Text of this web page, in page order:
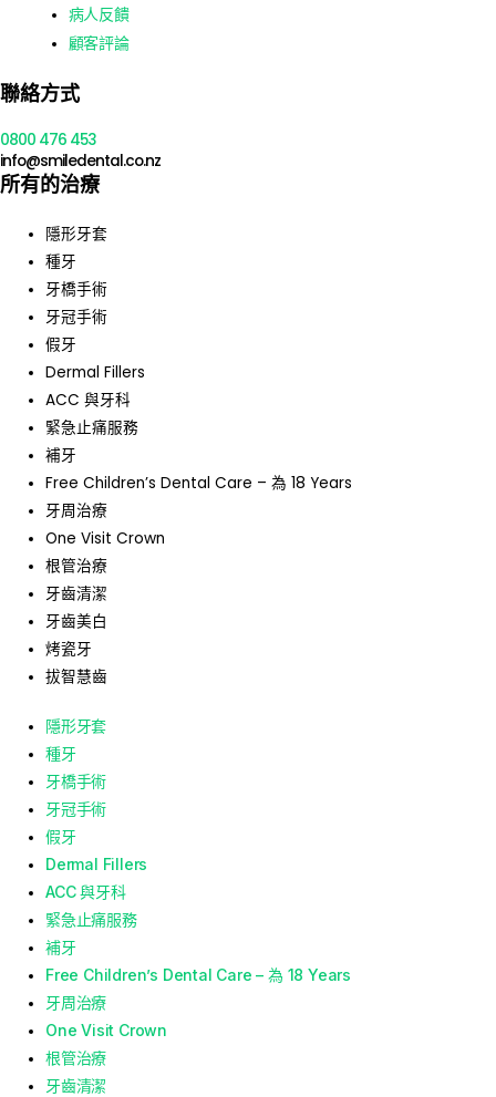
病人反饋
顧客評論
聯絡方式
0800 476 453
info@smiledental.co.nz
所有的治療
隱形牙套
種牙
牙橋手術
牙冠手術
假牙
Dermal Fillers
ACC 與牙科
緊急止痛服務
補牙
Free Children’s Dental Care – 為 18 Years
牙周治療
One Visit Crown
根管治療
牙齒清潔
牙齒美白
烤瓷牙
拔智慧齒
隱形牙套
種牙
牙橋手術
牙冠手術
假牙
Dermal Fillers
ACC 與牙科
緊急止痛服務
補牙
Free Children’s Dental Care – 為 18 Years
牙周治療
One Visit Crown
根管治療
牙齒清潔